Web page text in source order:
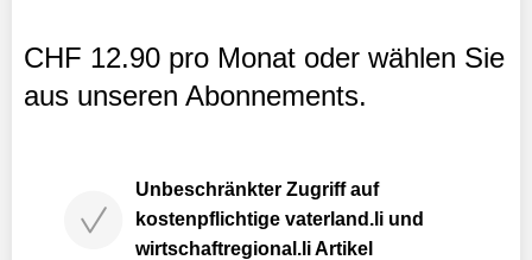
CHF 12.90 pro Monat oder wählen Sie
aus unseren Abonnements.
Unbeschränkter Zugriff auf
kostenpflichtige vaterland.li und
wirtschaftregional.li Artikel